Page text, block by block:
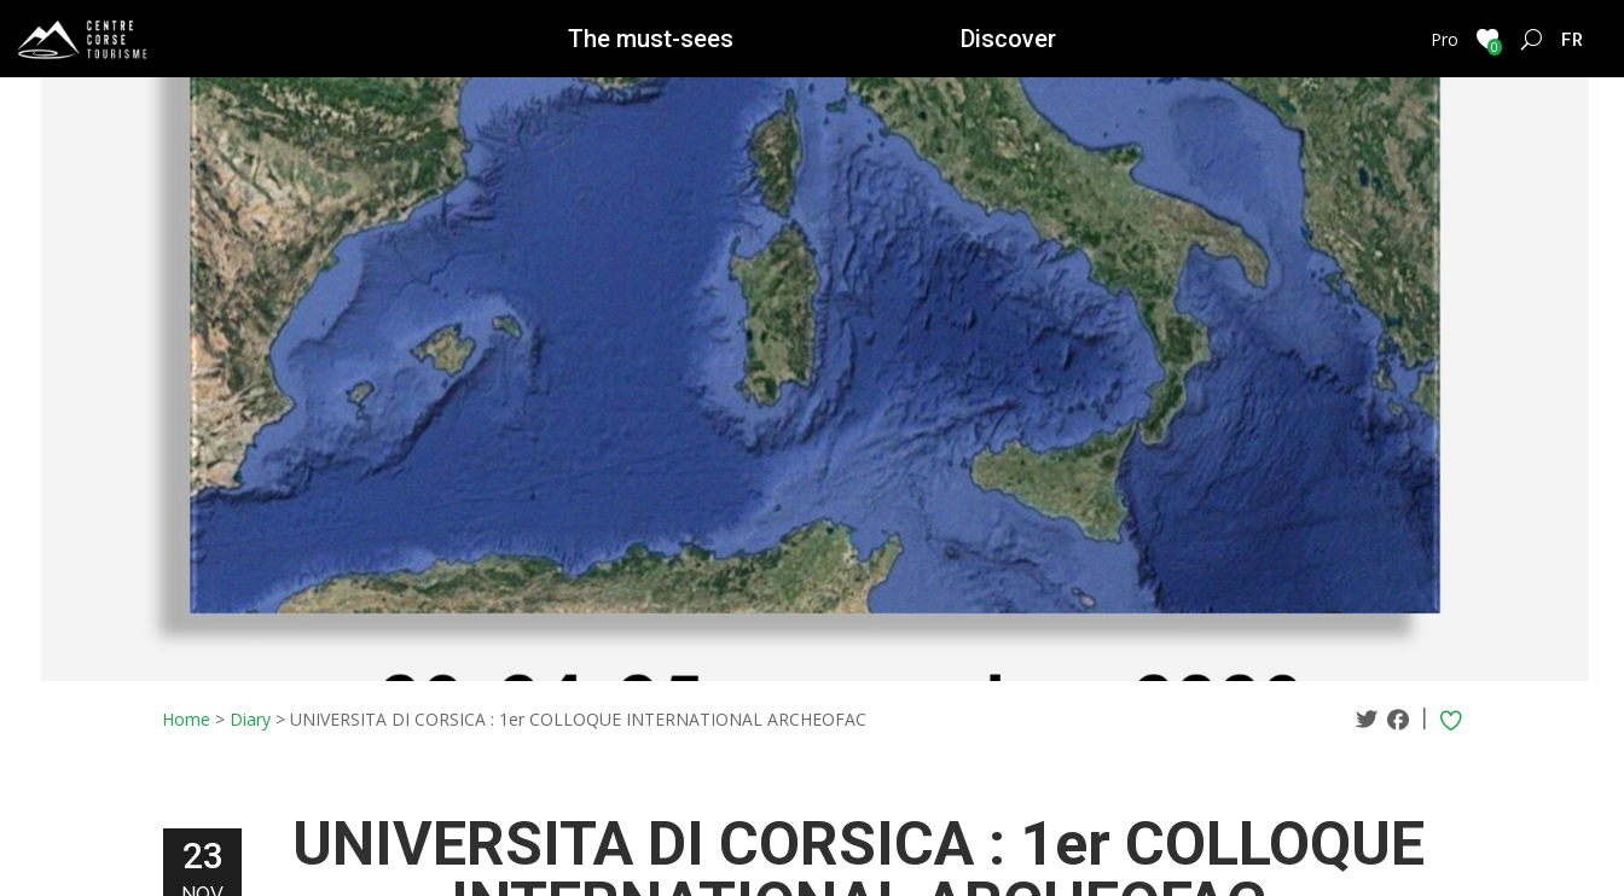
The must-sees Discover Pro 0
Home > Diary >UNIVERSITA DI CORSICA : 1er COLLOQUE INTERNATIONAL ARCHEOFAC |
23
UNIVERSITA DI CORSICA : 1er COLLOQUE